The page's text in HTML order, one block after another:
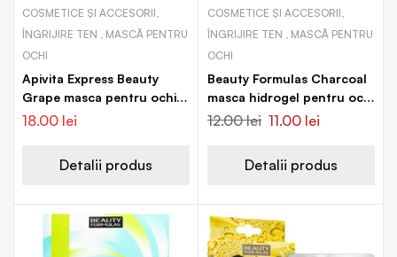
COSMETICE ȘI ACCESORII,
ÎNGRIJIRE TEN , MASCĂ PENTRU
OCHI
Apivita Express Beauty
Grape masca pentru ochi
cu efect de netezire
18.00 lei
Detalii produs
COSMETICE ȘI ACCESORII,
ÎNGRIJIRE TEN , MASCĂ PENTRU
OCHI
Beauty Formulas Charcoal
masca hidrogel pentru ochi
cu cărbune activ
12.00lei 11.00 lei
Detalii produs